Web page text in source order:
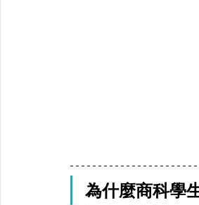
為什麼商科學